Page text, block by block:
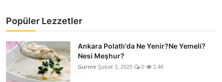
Popüler Lezzetler
Ankara Polatlı'da Ne Yenir?Ne Yemeli?
Nesi Meşhur?
Gurme Şubat 3, 2025 0 2.4K